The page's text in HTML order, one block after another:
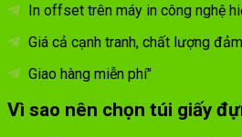
In offset trên máy in công nghệ
Giá cả cạnh tranh, chất lượng
Giao hàng miễn phí"
Vì sao nên chọn túi giấy